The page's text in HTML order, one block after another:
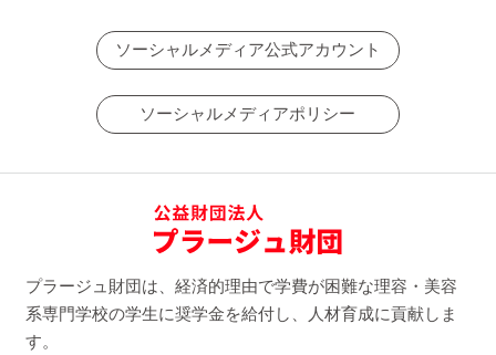
ソーシャルメディア公式アカウント
ソーシャルメディアポリシー
プラージュ財団は、経済的理由で学費が困難な理容・美容
系専門学校の学生に奨学金を給付し、人材育成に貢献しま
す。